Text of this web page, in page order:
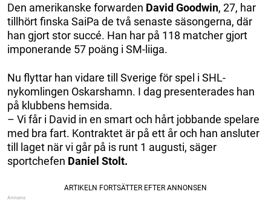
Den amerikanske forwarden David Goodwin, 27, har
tillhört finska SaiPa de två senaste säsongerna, där
han gjort stor succé. Han har på 118 matcher gjort
imponerande 57 poäng i SM-liiga.
Nu flyttar han vidare till Sverige för spel i SHL-
nykomlingen Oskarshamn. I dag presenterades han
på klubbens hemsida.
– Vi får i David in en smart och hårt jobbande spelare
med bra fart. Kontraktet är på ett år och han ansluter
till laget när vi går på is runt 1 augusti, säger
sportchefen Daniel Stolt.